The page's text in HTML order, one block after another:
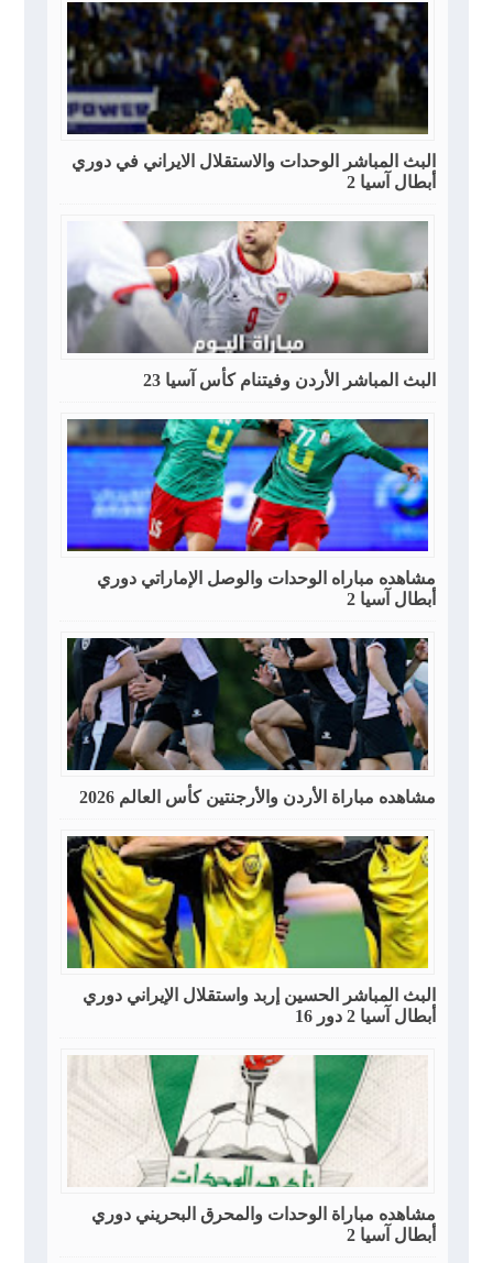
البث المباشر الوحدات والاستقلال الايراني في دوري
أبطال آسيا 2
البث المباشر الأردن وفيتنام كأس آسيا 23
مشاهده مباراه الوحدات والوصل الإماراتي دوري
أبطال آسيا 2
مشاهده مباراة الأردن والأرجنتين كأس العالم 2026
البث المباشر الحسين إربد واستقلال الإيراني دوري
أبطال آسيا 2 دور 16
مشاهده مباراة الوحدات والمحرق البحريني دوري
أبطال آسيا 2